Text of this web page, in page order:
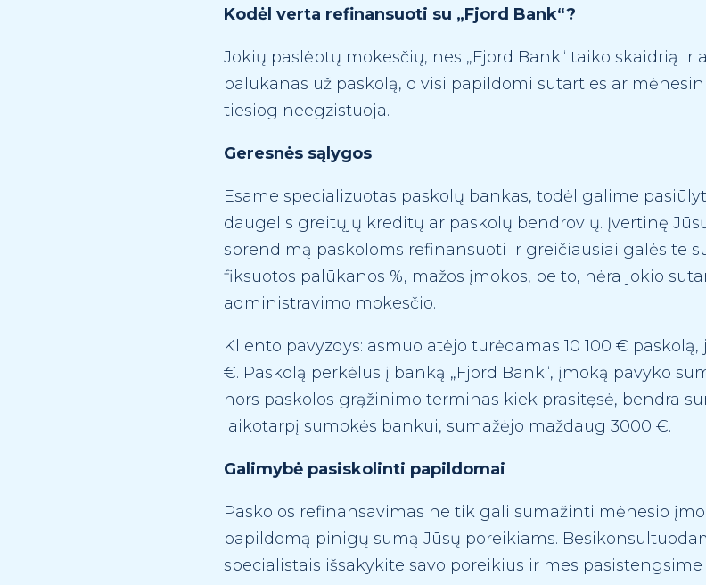
Kodėl verta refinansuoti su „Fjord Bank“?
Jokių paslėptų mokesčių, nes „Fjord Bank“ taiko skaidrią
palūkanas už paskolą, o visi papildomi sutarties ar
tiesiog neegzistuoja.
Geresnės sąlygos
Esame specializuotas paskolų bankas, todėl galime
daugelis greitųjų kreditų ar paskolų bendrovių. Įvertinę
sprendimą paskoloms refinansuoti ir greičiausiai galėsite
fiksuotos palūkanos %, mažos įmokos, be to, nėra jokio
administravimo mokesčio.
Kliento pavyzdys: asmuo atėjo turėdamas 10 100 €
€. Paskolą perkėlus į banką „Fjord Bank“, įmoką pavyko
nors paskolos grąžinimo terminas kiek prasitęsė, bendra
laikotarpį sumokės bankui, sumažėjo maždaug 3000 €.
Galimybė pasiskolinti papildomai
Paskolos refinansavimas ne tik gali sumažinti mėnesio
papildomą pinigų sumą Jūsų poreikiams.
specialistais išsakykite savo poreikius ir mes